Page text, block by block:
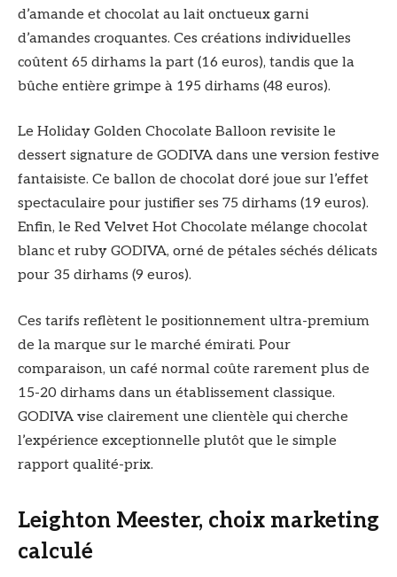
d’amande et chocolat au lait onctueux garni
d’amandes croquantes. Ces créations individuelles
coûtent 65 dirhams la part (16 euros), tandis que la
bûche entière grimpe à 195 dirhams (48 euros).
Le Holiday Golden Chocolate Balloon revisite le
dessert signature de GODIVA dans une version festive
fantaisiste. Ce ballon de chocolat doré joue sur l’effet
spectaculaire pour justifier ses 75 dirhams (19 euros).
Enfin, le Red Velvet Hot Chocolate mélange chocolat
blanc et ruby GODIVA, orné de pétales séchés délicats
pour 35 dirhams (9 euros).
Ces tarifs reflètent le positionnement ultra-premium
de la marque sur le marché émirati. Pour
comparaison, un café normal coûte rarement plus de
15-20 dirhams dans un établissement classique.
GODIVA vise clairement une clientèle qui cherche
l’expérience exceptionnelle plutôt que le simple
rapport qualité-prix.
Leighton Meester, choix marketing
calculé